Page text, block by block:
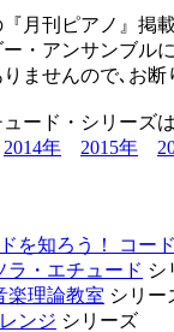
月刊ピアノ』掲
・アンサンブル
ませんので､お断
ード・シリーズは
2014年 2015年
を知ろう！ コー
ラ・エチュード シ
楽理論教室 シリー
ンジ シリーズ